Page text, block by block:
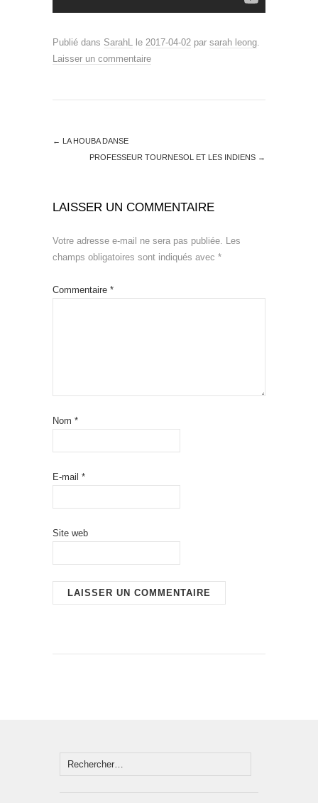
Publié dans SarahL le 2017-04-02 par sarah leong.
Laisser un commentaire
← LA HOUBA DANSE
PROFESSEUR TOURNESOL ET LES INDIENS →
LAISSER UN COMMENTAIRE
Votre adresse e-mail ne sera pas publiée. Les
champs obligatoires sont indiqués avec *
Commentaire *
Nom *
E-mail *
Site web
Rechercher :